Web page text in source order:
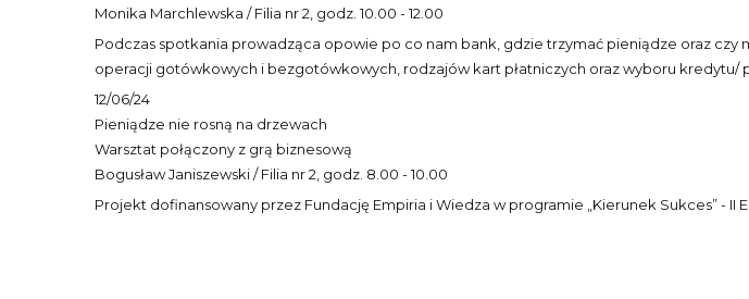
Monika Marchlewska / Filia nr 2, godz. 10.00 - 12.00
Podczas spotkania prowadząca opowie po co nam bank, gdzie trzymać pieniądze oraz czy
operacji gotówkowych i bezgotówkowych, rodzajów kart płatniczych oraz wyboru kredytu/
12/06/24
Pieniądze nie rosną na drzewach
Warsztat połączony z grą biznesową
Bogusław Janiszewski / Filia nr 2, godz. 8.00 - 10.00
Projekt dofinansowany przez Fundację Empiria i Wiedza w programie „Kierunek Sukces” - II